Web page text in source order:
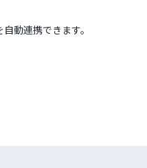
自動連携できます。